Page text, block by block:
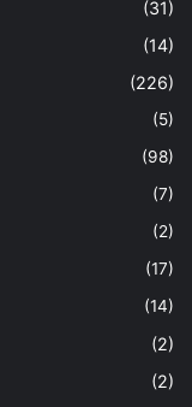
(31)
(14)
(226)
(5)
(98)
(7)
(2)
(17)
(14)
(2)
(2)